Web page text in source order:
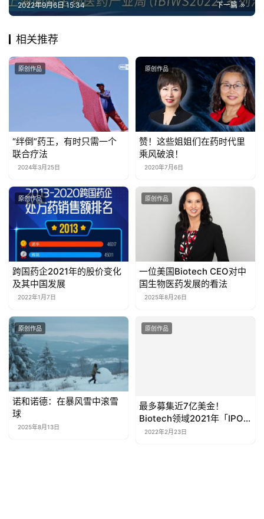
下一篇
2022年9月6日 15:34
相关推荐
原创作品
“绊倒”药王，有时只需一个
联合疗法
2024年3月25日
原创作品
赞！这些姐姐们在药时代里
乘风破浪！
2020年7月6日
原创作品
跨国药企2021年的股价变化
及其中国发展
2022年1月7日
原创作品
一位美国Biotech CEO对中
国生物医药发展的看法
2025年8月26日
原创作品
诺和诺德：在暴风雪中滚雪
球
2025年8月13日
原创作品
最多募集近7亿美金！
Biotech领域2021年「IPO
融资榜」前10名